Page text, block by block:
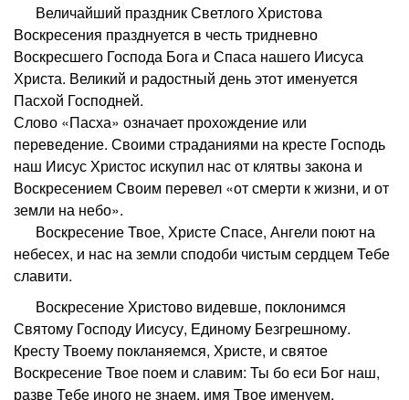
Величайший праздник Светлого Христова
Воскресения празднуется в честь тридневно
Воскресшего Господа Бога и Спаса нашего Иисуса
Христа. Великий и радостный день этот именуется
Пасхой Господней.
Слово «Пасха» означает прохождение или
переведение. Своими страданиями на кресте Господь
наш Иисус Христос искупил нас от клятвы закона и
Воскресением Своим перевел «от смерти к жизни, и от
земли на небо».
Воскресение Твое, Христе Спасе, Ангели поют на
небесех, и нас на земли сподоби чистым сердцем Тебе
славити.
Воскресение Христово видевше, поклонимся
Святому Господу Иисусу, Единому Безгрешному.
Кресту Твоему покланяемся, Христе, и святое
Воскресение Твое поем и славим: Ты бо еси Бог наш,
разве Тебе иного не знаем, имя Твое именуем.